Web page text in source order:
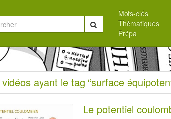
Chercher
Mots-clés
Thématiques
Prépa
vidéos ayant le tag “surface
Le potentiel